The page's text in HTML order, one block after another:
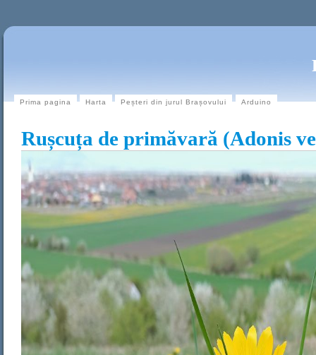
Prima pagina Harta Peșteri din jurul Brașovului Arduino
Rușcuța de primăvară (Adonis